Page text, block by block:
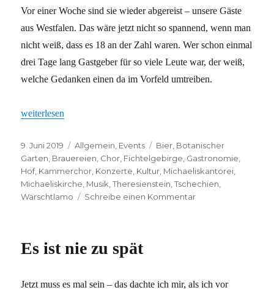
Vor einer Woche sind sie wieder abgereist – unsere Gäste
aus Westfalen. Das wäre jetzt nicht so spannend, wenn man
nicht weiß, dass es 18 an der Zahl waren. Wer schon einmal
drei Tage lang Gastgeber für so viele Leute war, der weiß,
welche Gedanken einen da im Vorfeld umtreiben.
„Mission geglückt“
weiterlesen
Veröffentlicht
am
9. Juni 2019 Kategorien
Allgemein Events Schlagwörter
Bier Botanischer
Garten Brauereien Chor Fichtelgebirge Gastronomie
Hof, Kammerchor Konzerte Kultur Michaeliskantorei
Michaeliskirche Musik ,Theresienstein ,Tschechien
Wärschtlamo
Schreibe einen Kommentarzu
Es ist nie zu spät
Jetzt muss es mal sein – das dachte ich mir, als ich vor